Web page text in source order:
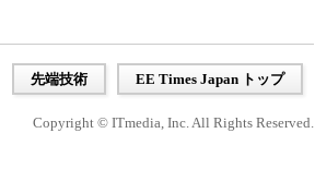
先端技術 EE Times Japan トップ
Copyright © ITmedia, Inc. All Rights Reserved.